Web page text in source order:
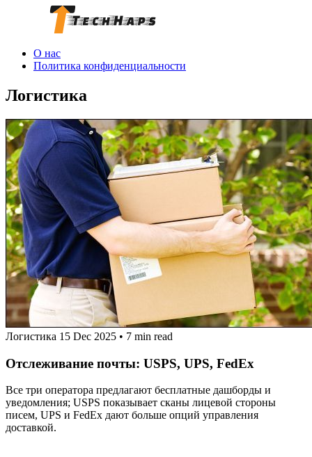
О нас
Политика конфиденциальности
Логистика
Логистика 15 Dec 2025 • 7 min read
Отслеживание почты: USPS, UPS, FedEx
Все три оператора предлагают бесплатные дашборды и
уведомления; USPS показывает сканы лицевой стороны
писем, UPS и FedEx дают больше опций управления
доставкой.